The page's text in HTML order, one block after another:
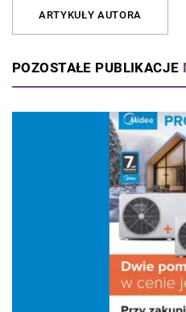
związana z Grupą AVT, gdzie
zagadnienia w przystępny
spędza czas z rodziną podczas
ARTYKUŁY AUTORA
POZOSTAŁE PUBLIKACJE